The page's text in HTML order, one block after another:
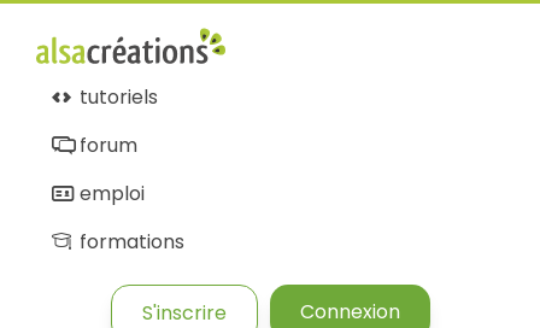
tutoriels
forum
emploi
formations
S'inscrire Connexion